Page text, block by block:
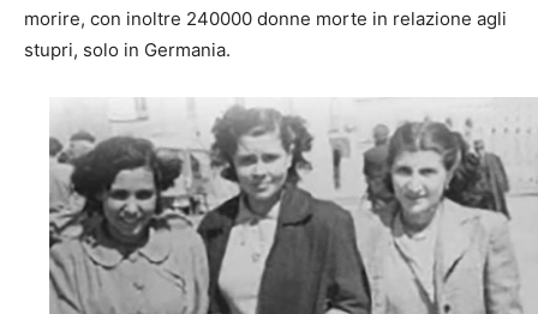
morire, con inoltre 240000 donne morte in relazione agli
stupri, solo in Germania.